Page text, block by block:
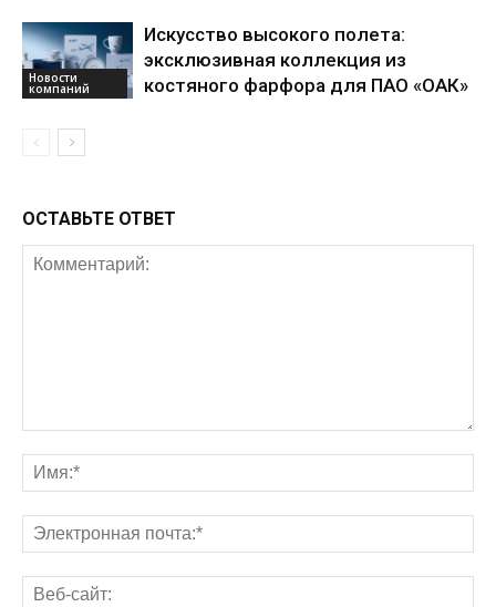
Новости
компаний
Искусство высокого полета:
эксклюзивная коллекция из
костяного фарфора для ПАО «ОАК»
ОСТАВЬТЕ ОТВЕТ